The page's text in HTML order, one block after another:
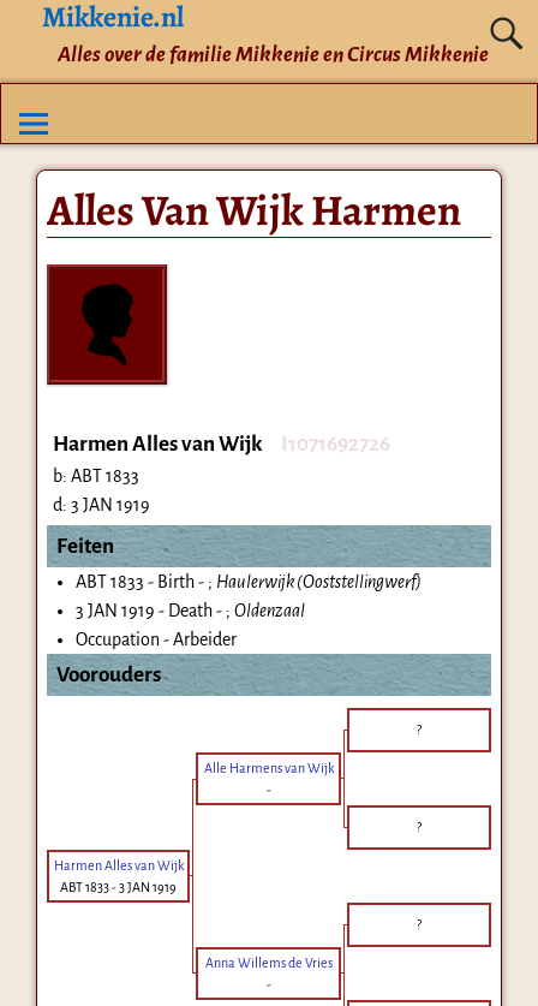
Mikkenie.nl
Alles over de familie Mikkenie en Circus Mikkenie
Alles Van Wijk Harmen
Harmen Alles van Wijk I1071692726
b: ABT 1833
d: 3 JAN 1919
Feiten
ABT 1833 - Birth - ; Haulerwijk (Ooststellingwerf)
3 JAN 1919 - Death - ; Oldenzaal
Occupation - Arbeider
Voorouders
?
Alle Harmens van Wijk
-
?
Harmen Alles van Wijk
ABT 1833-3 JAN 1919
?
Anna Willems de Vries
-